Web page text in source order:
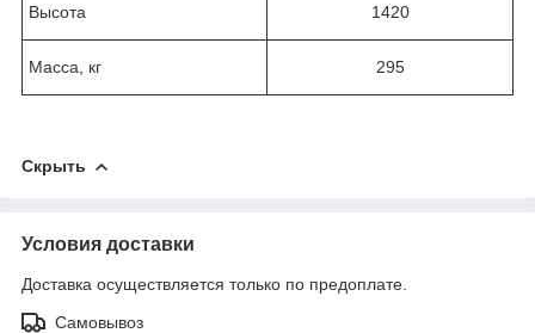
Высота 1420
Масса, кг 295
Скрыть
Условия доставки
Доставка осуществляется только по предоплате.
Самовывоз